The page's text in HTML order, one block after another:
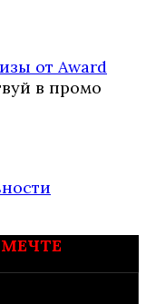
от Award
в промо